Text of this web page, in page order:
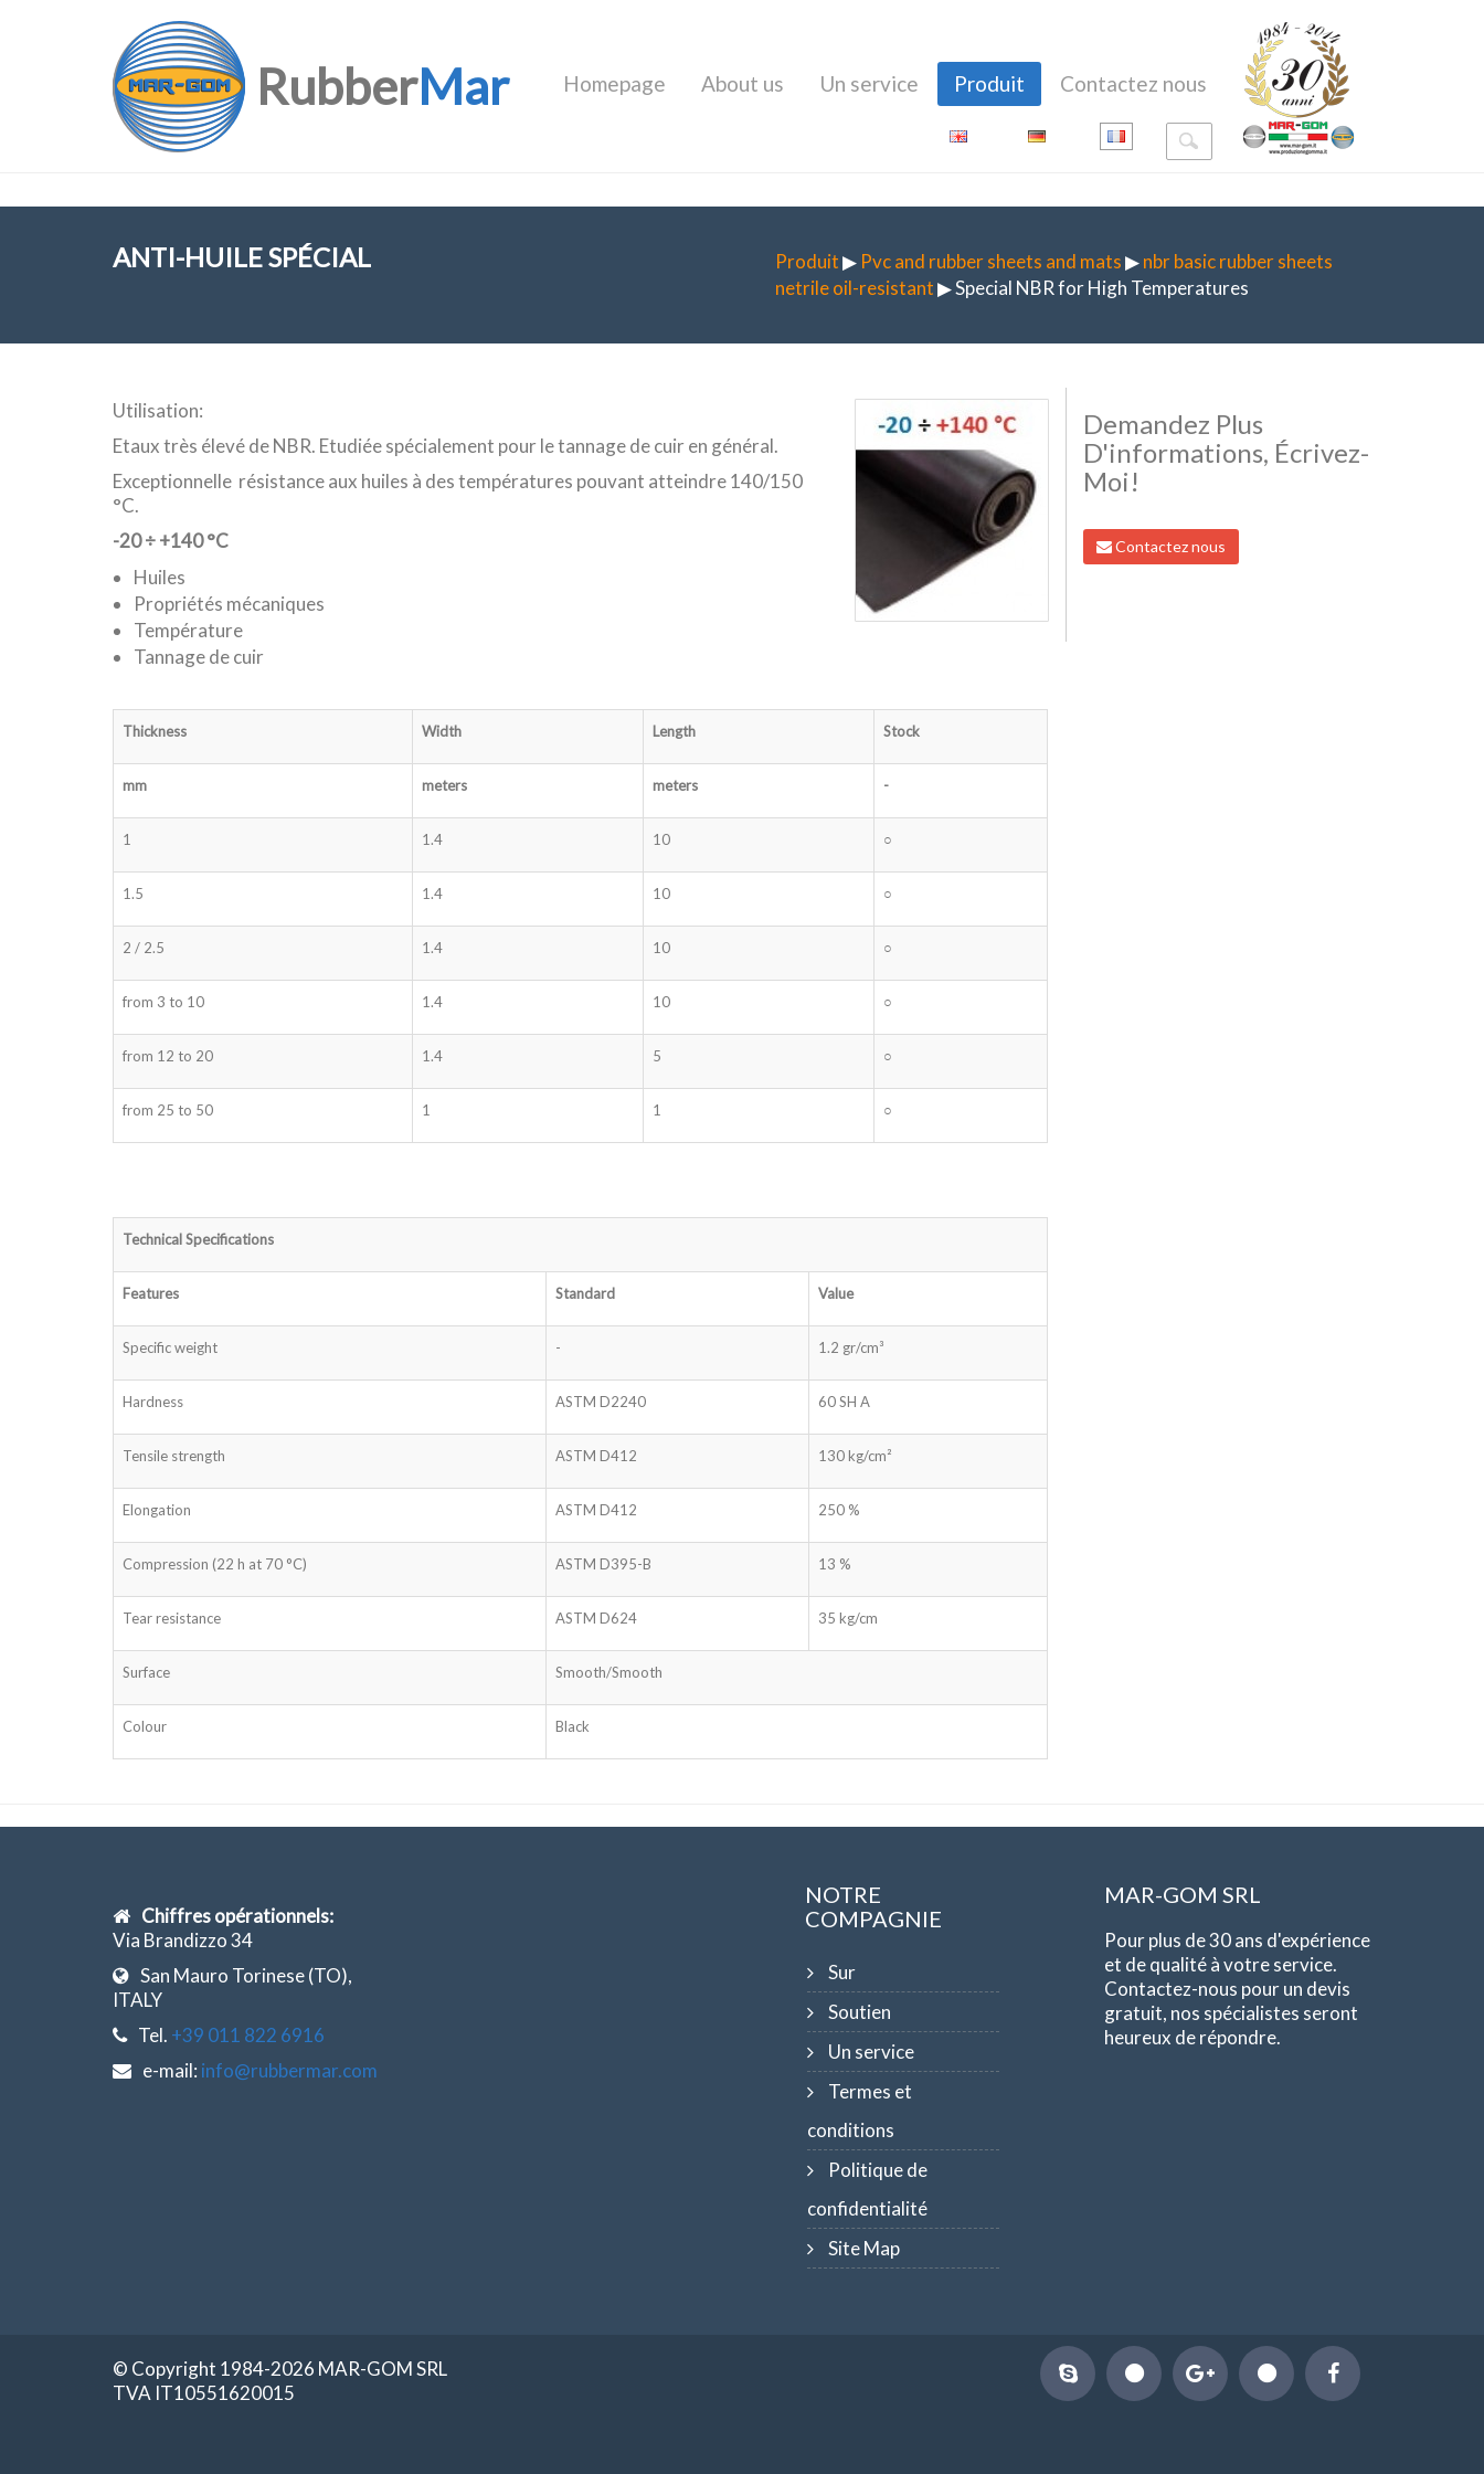
RubberMar Homepage About us Un service Produit Contactez nous
ANTI-HUILE SPÉCIAL Produit▶ Pvc and rubber sheets and mats▶nbr basic rubber sheets
netrile oil-resistant▶ Special NBR for High Temperatures
Utilisation:
Etaux très élevé de NBR. Etudiée spécialement pour le tannage de cuir en général.
Exceptionnelle résistance aux huiles à des températures pouvant atteindre 140/150
°C.
-20÷+140 °C
Huiles
Propriétés mécaniques
Température
Tannage de cuir
Thickness Width Length Stock
mm meters meters -
1 1.4 10 ○
1.5 1.4 10 ○
2 / 2.5 1.4 10 ○
from 3 to 10 1.4 10 ○
from 12 to 20 1.4 5 ○
from 25 to 50 1 1 ○
Technical Specifications
Features Standard Value
Specific weight - 1.2 gr/cm³
Hardness ASTM D2240 60 SH A
Tensile strength ASTM D412 130 kg/cm²
Elongation ASTM D412 250 %
Compression (22 h at 70 °C) ASTM D395-B 13 %
Tear resistance ASTM D624 35 kg/cm
Surface Smooth/Smooth
Colour Black
Demandez Plus
D'informations, Écrivez-
Moi!
Contactez nous
Chiffres opérationnels:
Via Brandizzo 34
San Mauro Torinese (TO),
ITALY
Tel. +39 011 822 6916
e-mail: info@rubbermar.com
NOTRE
COMPAGNIE
Sur
Soutien
Un service
Termes et
conditions
Politique de
confidentialité
Site Map
MAR-GOM SRL
Pour plus de 30 ans d'expérience
et de qualité à votre service.
Contactez-nous pour un devis
gratuit, nos spécialistes seront
heureux de répondre.
© Copyright 1984-2026 MAR-GOM SRL
TVA IT10551620015